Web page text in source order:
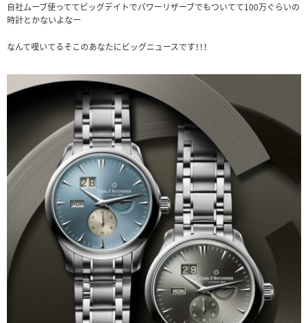
自社ムーブ使っててビッグデイトでパワーリザーブでもついてて100万ぐらいの
時計とかないよなー
なんて嘆いてるそこのあなたにビッグニュースです！！！